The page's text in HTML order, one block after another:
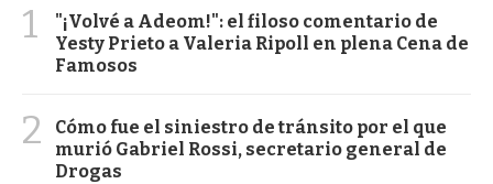
1
"¡Volvé a Adeom!": el filoso comentario de
Yesty Prieto a Valeria Ripoll en plena Cena de
Famosos
2
Cómo fue el siniestro de tránsito por el que
murió Gabriel Rossi, secretario general de
Drogas